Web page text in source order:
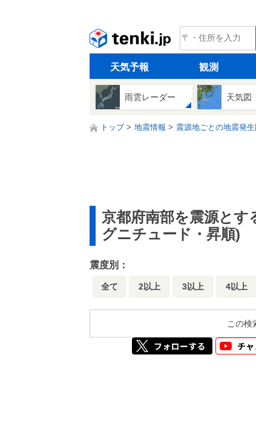
tenki.jp
天気予報 観測
雨雲レーダー 天気図
トップ 地震情報 震源地ごとの地震発
京都府南部を震源とす
グニチュード・昇順)
震度別：
全て 2以上 3以上 4以上
この検